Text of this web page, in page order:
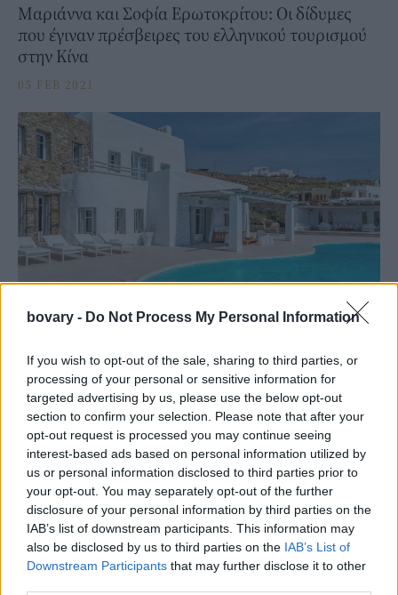
bovary - Do Not Process My Personal Information
If you wish to opt-out of the sale, sharing to third parties, or
processing of your personal or sensitive information for
targeted advertising by us, please use the below opt-out
section to confirm your selection. Please note that after your
opt-out request is processed you may continue seeing
interest-based ads based on personal information utilized by
us or personal information disclosed to third parties prior to
your opt-out. You may separately opt-out of the further
disclosure of your personal information by third parties on the
IAB’s list of downstream participants. This information may
also be disclosed by us to third parties on the IAB’s List of
Downstream Participants that may further disclose it to other
Μαριάννα και Σοφία Ερωτοκρίτου: Οι δίδυμες
που έγιναν πρέσβειρες του ελληνικού τουρισμού
στην Κίνα
05 FEB 2021
Travelstaytion: Η παγκόσμια πλατφόρμα
ενοικίασης πολυτελών κατοικιών είναι ιδέα ενός
Έλληνα
08 SEP 2020